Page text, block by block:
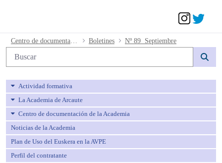
Nº 89 Septiembre - avpe
Boletines Nº 89 Septiembre
Búsqueda web
Actividad formativa
La Academia de Arcaute
Centro de documentación de la Academia
Noticias de la Academia
Plan de Uso del Euskera en la AVPE
Perfil del contratante